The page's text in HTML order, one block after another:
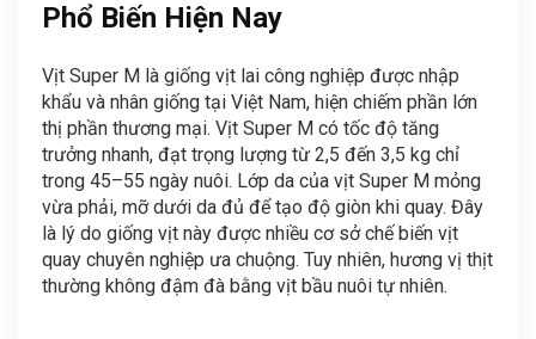
Phổ Biến Hiện Nay
Vịt Super M là giống vịt lai công nghiệp được nhập
khẩu và nhân giống tại Việt Nam, hiện chiếm phần lớn
thị phần thương mại. Vịt Super M có tốc độ tăng
trưởng nhanh, đạt trọng lượng từ 2,5 đến 3,5 kg chỉ
trong 45–55 ngày nuôi. Lớp da của vịt Super M mỏng
vừa phải, mỡ dưới da đủ để tạo độ giòn khi quay. Đây
là lý do giống vịt này được nhiều cơ sở chế biến vịt
quay chuyên nghiệp ưa chuộng. Tuy nhiên, hương vị thịt
thường không đậm đà bằng vịt bầu nuôi tự nhiên.